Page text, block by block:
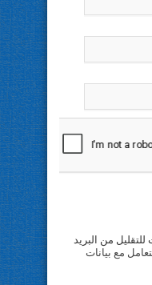
من البريد
مع بيانات